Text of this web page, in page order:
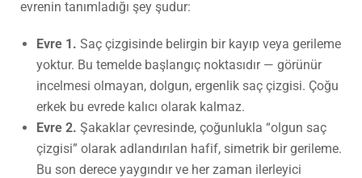
evrenin tanımladığı şey şudur:
Evre 1. Saç çizgisinde belirgin bir kayıp veya gerileme
yoktur. Bu temelde başlangıç noktasıdır — görünür
incelmesi olmayan, dolgun, ergenlik saç çizgisi. Çoğu
erkek bu evrede kalıcı olarak kalmaz.
Evre 2. Şakaklar çevresinde, çoğunlukla “olgun saç
çizgisi” olarak adlandırılan hafif, simetrik bir gerileme.
Bu son derece yaygındır ve her zaman ilerleyici